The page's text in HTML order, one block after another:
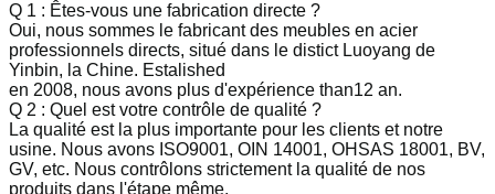
Q 1 : Êtes-vous une fabrication directe ?
Oui, nous sommes le fabricant des meubles en acier
professionnels directs, situé dans le distict Luoyang de
Yinbin, la Chine. Estalished
en 2008, nous avons plus d'expérience than12 an.
Q 2 : Quel est votre contrôle de qualité ?
La qualité est la plus importante pour les clients et notre
usine. Nous avons ISO9001, OIN 14001, OHSAS 18001, BV,
GV, etc. Nous contrôlons strictement la qualité de nos
produits dans l'étape même.